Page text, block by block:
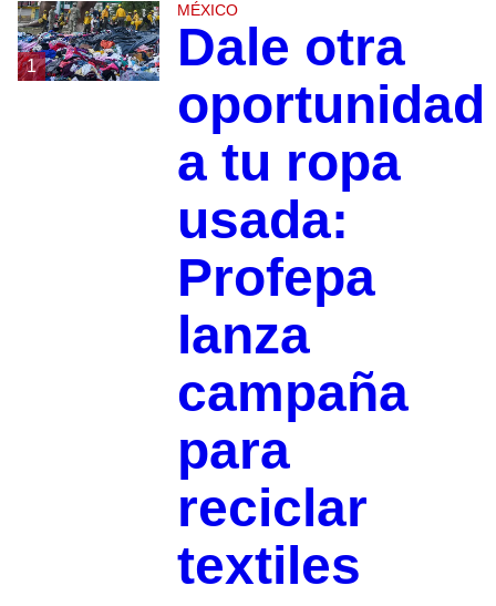
1
MÉXICO
Dale otra
oportunidad
a tu ropa
usada:
Profepa
lanza
campaña
para
reciclar
textiles